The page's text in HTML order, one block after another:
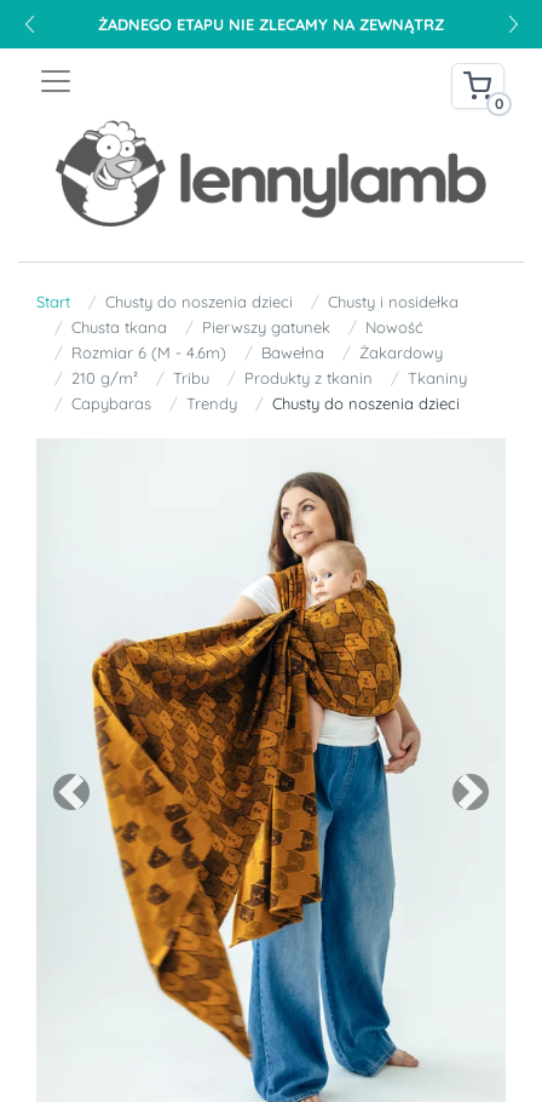
ŻADNEGO ETAPU NIE ZLECAMY NA ZEWNĄTRZ
0
Start Chusty do noszenia dzieci
Chusty i nosidełka
Chusta tkana
Pierwszy gatunek
Nowość
Rozmiar 6 (M - 4.6m)
Bawełna
Żakardowy
210 g/m²
Tribu Produkty z tkanin
Tkaniny
Capybaras
Trendy Chusty do noszenia dzieci
Previous Next